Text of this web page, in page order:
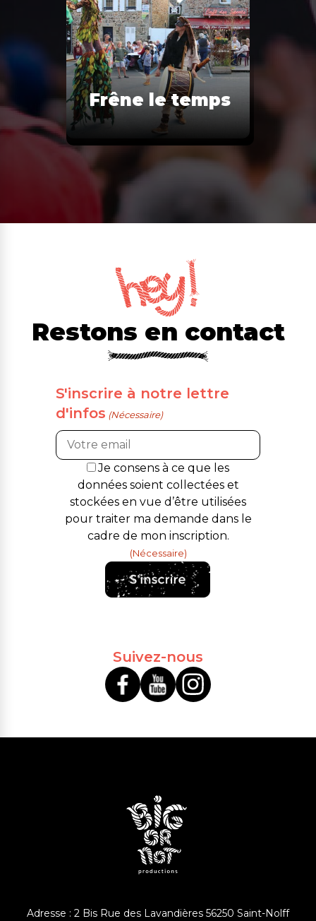
Frêne le temps
Restons en contact
S'inscrire à notre lettre
d'infos (Nécessaire)
RGPD
(Nécessaire)
Je consens à ce que les
données soient collectées et
stockées en vue d’être utilisées
pour traiter ma demande dans le
cadre de mon inscription.
(Nécessaire)
Suivez-nous
Adresse : 2 Bis Rue des Lavandières 56250 Saint-Nolff